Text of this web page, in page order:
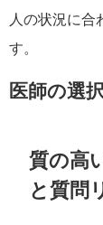
人の状況に合
す。
医師の選
質の高
と質問